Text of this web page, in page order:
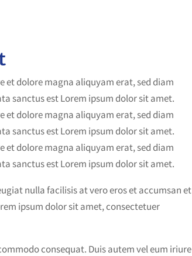
dolore magna aliquyam erat, sed diam
sanctus est Lorem ipsum dolor sit amet.
dolore magna aliquyam erat, sed diam
sanctus est Lorem ipsum dolor sit amet.
dolore magna aliquyam erat, sed diam
sanctus est Lorem ipsum dolor sit amet.
nulla facilisis at vero eros et accumsan et
ipsum dolor sit amet, consectetuer
consequat. Duis autem vel eum iriure